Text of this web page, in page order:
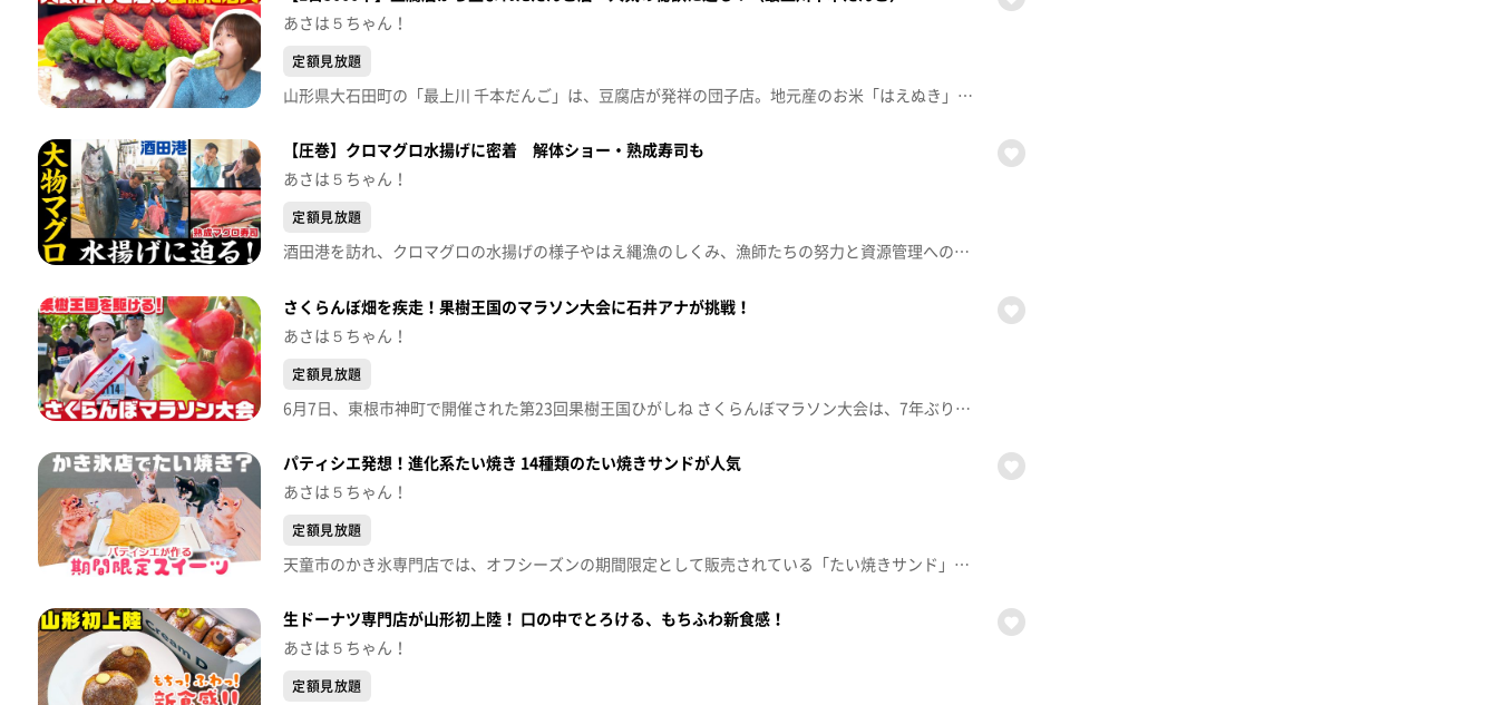
あさは５ちゃん！
定額見放題
山形県大石田町の「最上川 千本だんご」は、豆腐店が発祥の団子店。地元産のお米「はえぬき」を使い、もちもちした食感と種類豊富な餡が特徴です。団子の種類は36種以上、SNS映えする見た目や豪快な餡の盛り付けで人気を集め、1日5000本売れることも。人気ランキングは1位ずんだんだんご、2位くるみだんご、3位みたらしで、中でもずんだだんごは枝豆の粒感が残るやさしい味わい。地域に根差し、豆腐と団子の両方で多くの客を惹きつけています。
【圧巻】クロマグロ水揚げに密着 解体ショー・熟成寿司も
あさは５ちゃん！
定額見放題
酒田港を訪れ、クロマグロの水揚げの様子やはえ縄漁のしくみ、漁師たちの努力と資源管理への取り組みを取材しました。今年は水揚げ量も多く、大物も登場し迫力満点。獲れたてのマグロは徹底した鮮度管理のうえ、豊洲市場などに出荷されます。また、地元では、最高に美味しいマグロが味わえます。その味は「甘くてとろける」「理性が溶ける」ほど絶品で、赤身もトロも感動レベル。漁師に感謝しながら、皆さんもぜひ一度、庄内産マグロを味わってみてください。
さくらんぼ畑を疾走！果樹王国のマラソン大会に石井アナが挑戦！
あさは５ちゃん！
定額見放題
6月7日、東根市神町で開催された第23回果樹王国ひがしね さくらんぼマラソン大会は、7年ぶりに1万人を超えるランナーが参加し大いに賑わいました。佐藤錦誕生の地であり、収穫時期にあわせた本大会では、参加賞として旬の佐藤錦さくらんぼが配られ、エイドでも提供されました。沿道の子どもたちやスタッフの応援も温かく、さくらんぼロードや畑を走りながら、甘くて美味しいさくらんぼを味わうことができ、多くのランナーが感動と達成感を語りました。
パティシエ発想！進化系たい焼き 14種類のたい焼きサンドが人気
あさは５ちゃん！
定額見放題
天童市のかき氷専門店では、オフシーズンの期間限定として販売されている「たい焼きサンド」が人気です。パティシエの発想から生まれた個性豊かなたい焼きは、ふんわりと焼き上げた生地に、クリームやフルーツを使ったスイーツ系から、ジャーマンポテトなどのおかず系まで、さまざまな具材をサンド。メニューは気づけば14種類にまで増えました。すでに新メニューのアイデアもあるようで、アイデア社長の挑戦は止まりません。見た目の楽しさと食べ応えを兼ね備えた、進化系たい焼きの魅力に迫ります。
生ドーナツ専門店が山形初上陸！ 口の中でとろける、もちふわ新食感！
あさは５ちゃん！
定額見放題